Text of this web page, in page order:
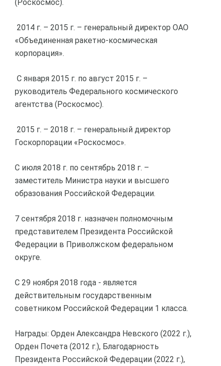
(Роскосмос).
2014 г. – 2015 г. – генеральный директор ОАО
«Объединенная ракетно-космическая
корпорация».
С января 2015 г. по август 2015 г. –
руководитель Федерального космического
агентства (Роскосмос).
2015 г. – 2018 г. – генеральный директор
Госкорпорации «Роскосмос».
С июля 2018 г. по сентябрь 2018 г. –
заместитель Министра науки и высшего
образования Российской Федерации.
7 сентября 2018 г. назначен полномочным
представителем Президента Российской
Федерации в Приволжском федеральном
округе.
С 29 ноября 2018 года - является
действительным государственным
советником Российской Федерации 1 класса.
Награды: Орден Александра Невского (2022 г.),
Орден Почета (2012 г.), Благодарность
Президента Российской Федерации (2022 г.),